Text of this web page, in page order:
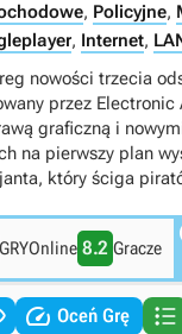
, Policyjne,
, Internet,
nowości trzecia
przez Electronic
graficzną i
na pierwszy plan
który ściga
GRYOnline 8.2 Gracze
 Oceń Grę 